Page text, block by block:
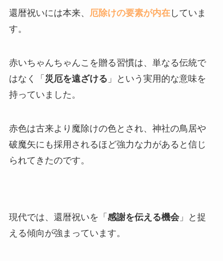
還暦祝いには本来、 厄除けの要素が内在していま
す。
赤いちゃんちゃんこを贈る習慣は、単なる伝統で
はなく「 災厄を遠ざける 」という実用的な意味を
持っていました。
赤色は古来より魔除けの色とされ、神社の鳥居や
破魔矢にも採用されるほど強力な力があると信じ
られてきたのです。
現代では、還暦祝いを「 感謝を伝える機会」と捉
える傾向が強まっています。